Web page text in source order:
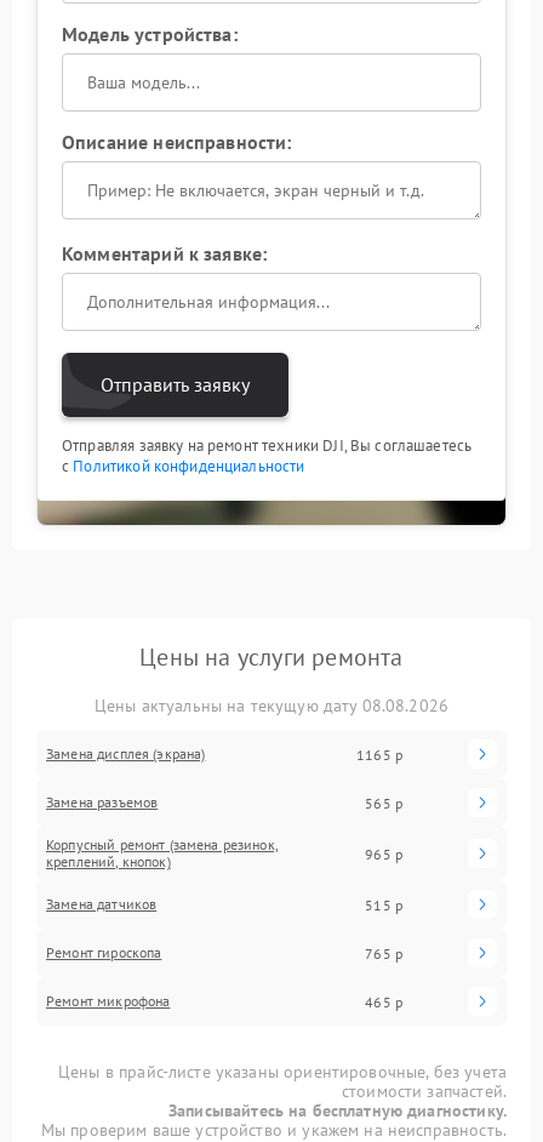
Модель устройства:
Описание неисправности:
Комментарий к заявке:
Отправить заявку
Отправляя заявку на ремонт техники DJI, Вы соглашаетесь
с Политикой конфиденциальности
Цены на услуги ремонта
Цены актуальны на текущую дату 08.08.2026
Замена дисплея (экрана) 1165 р
Замена разъемов 565 р
Корпусный ремонт (замена резинок,
креплений, кнопок)
965 р
Замена датчиков 515 р
Ремонт гироскопа 765 р
Ремонт микрофона 465 р
Цены в прайс-листе указаны ориентировочные, без учета
стоимости запчастей.
Записывайтесь на бесплатную диагностику.
Мы проверим ваше устройство и укажем на неисправность.